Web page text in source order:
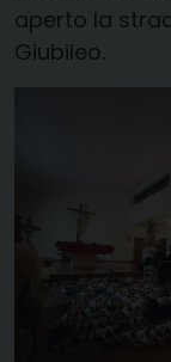
aperto la
Giubileo.